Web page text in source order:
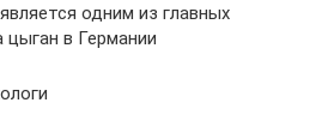
одним из главных
цыган в Германии